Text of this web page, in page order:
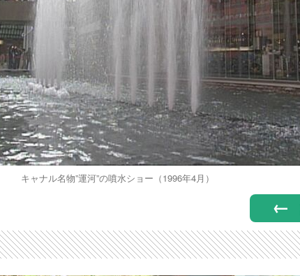
キャナル名物”運河”の噴水ショー（1996年4月）